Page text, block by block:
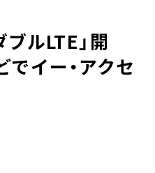
ブルLTE」開
イー・アクセ